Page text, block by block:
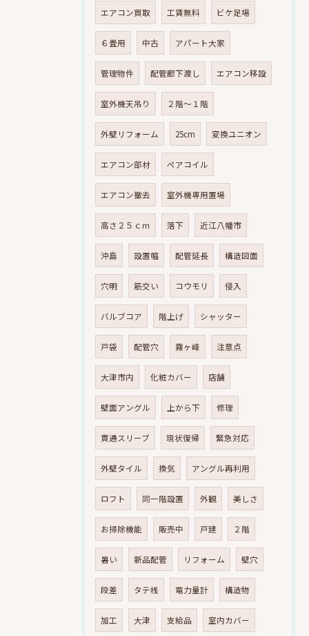
エアコン買取 工賃無料 ビケ足場
６畳用 中古 アパート大家
管理物件 配管廊下渡し エアコン移設
室外機天吊り ２階～１階
外壁リフォーム 25cm 変換ユニオン
エアコン部材 ペアコイル
エアコン撤去 室外機専用置場
高さ２５ｃｍ 落下 近江八幡市
沖島 設置幅 配管延長 構造図面
穴明 筋交い コウモリ 侵入
バルブコア 階上げ シャッター
戸袋 配管穴 霧ヶ峰 注意点
大津市内 化粧カバー 店舗
壁面アングル 上から下 修理
貫通スリーブ 現状復帰 緊急対応
外壁タイル 換気 アングル再利用
ロフト 同一階設置 外観 美しさ
お掃除機能 販売中 戸建 ２階
暑い 新品配管 リフォーム 壁穴
段差 タテ桟 電力量計 構造物
加工 大津 支給品 室内カバー